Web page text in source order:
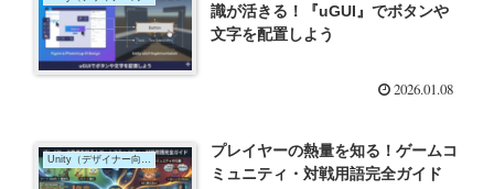
識が活きる！『uGUI』でボタンや
文字を配置しよう
2026.01.08
Unity（デザイナー向け）
プレイヤーの熱量を知る！ゲームコ
ミュニティ・対戦用語完全ガイド